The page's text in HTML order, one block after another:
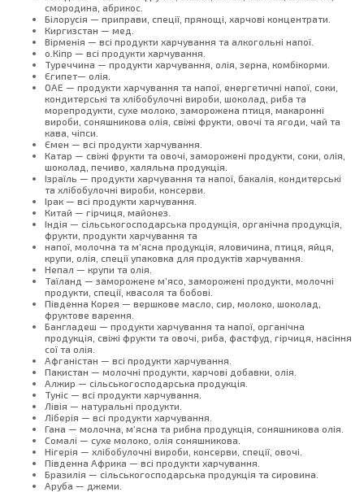
смородина, абрикос.
Білорусія — приправи, спеції, прянощі, харчові концентрати.
Киргизстан — мед.
Вірменія — всі продукти харчування та алкогольні напої.
о.Кіпр — всі продукти харчування.
Туреччина — продукти харчування, олія, зерна, комбікорми.
Єгипет— олія.
ОАЕ — продукти харчування та напої, енергетичні напої, соки,
кондитерські та хлібобулочні вироби, шоколад, риба та
морепродукти, сухе молоко, заморожена птиця, макаронні
вироби, соняшникова олія, свіжі фрукти, овочі та ягоди, чай та
кава, чіпси.
Ємен — всі продукти харчування.
Катар — свіжі фрукти та овочі, заморожені продукти, соки, олія,
шоколад, печиво, халяльна продукція.
Ізраїль — продукти харчування та напої, бакалія, кондитерські
та хлібобулочні вироби, консерви.
Ірак — всі продукти харчування.
Китай — гірчиця, майонез.
Індія — сільськогосподарська продукція, органічна продукція,
фрукти, продукти харчування та
напої, молочна та м’ясна продукція, яловичина, птиця, яйця,
крупи, олія, спеції упаковка для продуктів харчування.
Непал — крупи та олія.
Таїланд — заморожене м’ясо, заморожені продукти, молочні
продукти, спеції, квасоля та бобові.
Південна Корея — вершкове масло, сир, молоко, шоколад,
фруктове варення.
Бангладеш — продукти харчування та напої, органічна
продукція, свіжі фрукти та овочі, риба, фастфуд, гірчиця, насіння
сої та олія.
Афганістан — всі продукти харчування.
Пакистан — молочні продукти, харчові добавки, олія.
Алжир — сільськогосподарська продукція.
Туніс — всі продукти харчування.
Лівія — натуральні продукти.
Ліберія — всі продукти харчування.
Гана — молочна, м’ясна та рибна продукція, соняшникова олія.
Сомалі — сухе молоко, олія соняшникова.
Нігерія — хлібобулочні вироби, консерви, спеції, овочі.
Південна Африка — всі продукти харчування.
Бразилія — сільськогосподарська продукція та сировина.
Аруба — джеми.